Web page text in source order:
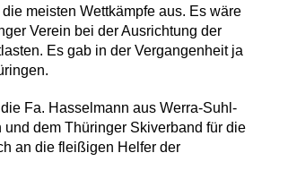
meisten Wettkämpfe aus. Es wäre
Verein bei der Ausrichtung der
Es gab in der Vergangenheit ja
Fa. Hasselmann aus Werra-Suhl-
dem Thüringer Skiverband für die
an die fleißigen Helfer der